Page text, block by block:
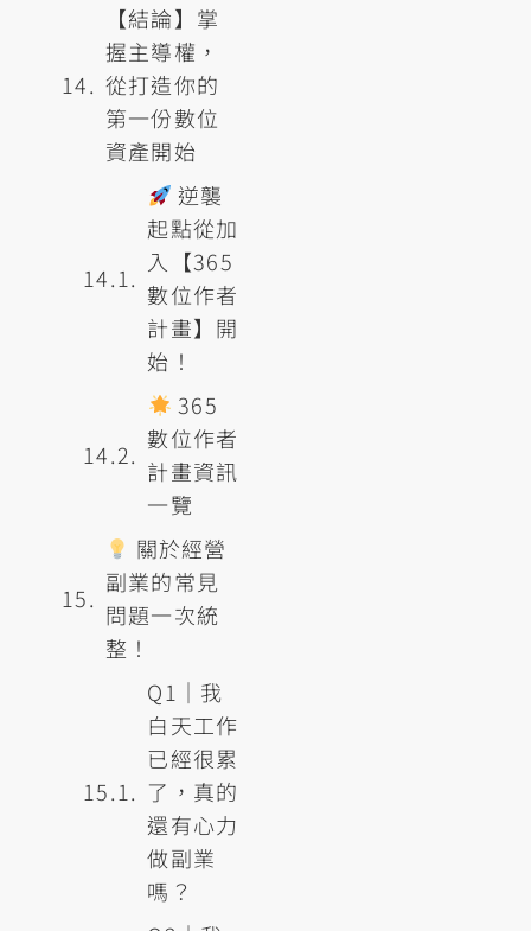
【結論】掌
握主導權，
從打造你的
第一份數位
資產開始
逆襲
起點從加
入【365
數位作者
計畫】開
始！
365
數位作者
計畫資訊
一覽
關於經營
副業的常見
問題一次統
整！
Q1｜我
白天工作
已經很累
了，真的
還有心力
做副業
嗎？